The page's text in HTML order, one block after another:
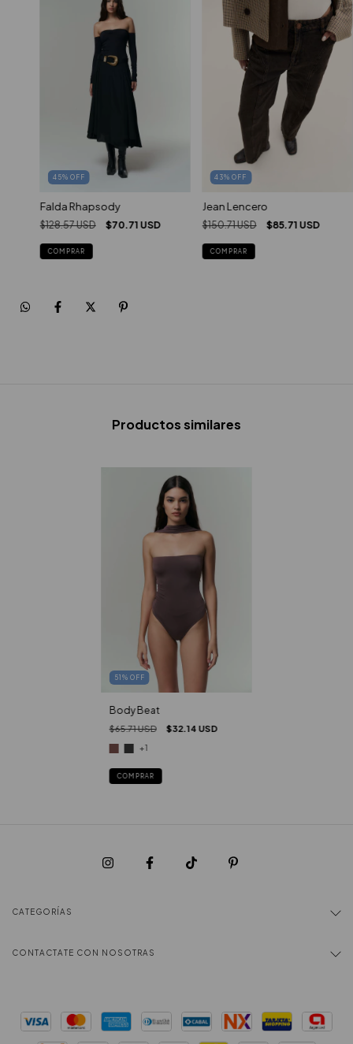
Productos similares
51 % OFF
Body Beat
$65.71 USD $32.14 USD
+1
COMPRAR
45% OFF
Falda Rhapsody
$128.57 USD $70.71 USD
COMPRAR
43%OFF
Jean Lencero
$150.71 USD $85.71 USD
COMPRAR
CATEGORÍAS
CONTACTATE CON NOSOTRAS